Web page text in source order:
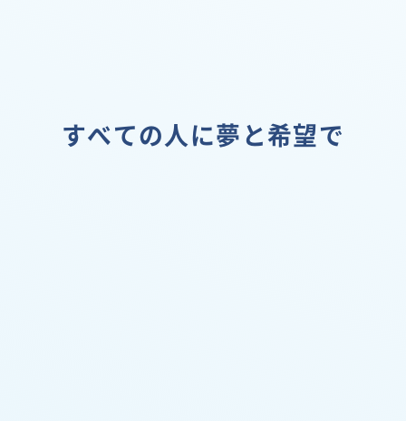
すべての人に夢と希望で